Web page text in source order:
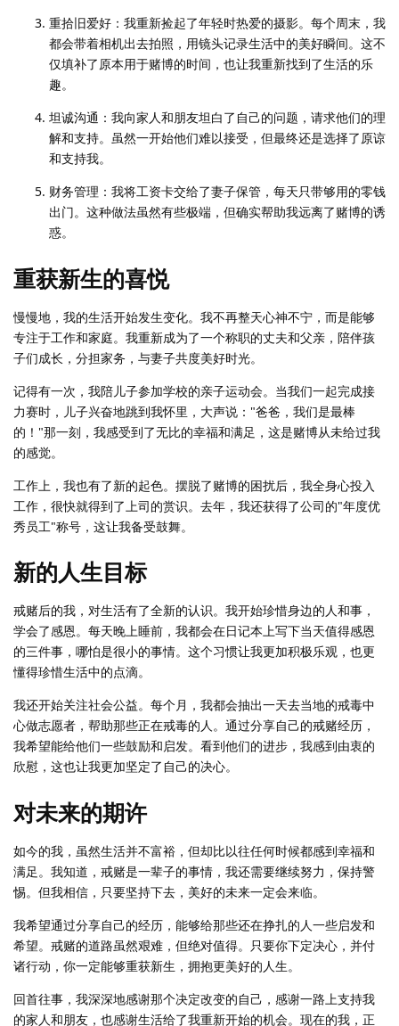
重拾旧爱好：我重新捡起了年轻时热爱的摄影。每个周末，我
都会带着相机出去拍照，用镜头记录生活中的美好瞬间。这不
仅填补了原本用于赌博的时间，也让我重新找到了生活的乐
趣。
坦诚沟通：我向家人和朋友坦白了自己的问题，请求他们的理
解和支持。虽然一开始他们难以接受，但最终还是选择了原谅
和支持我。
财务管理：我将工资卡交给了妻子保管，每天只带够用的零钱
出门。这种做法虽然有些极端，但确实帮助我远离了赌博的诱
惑。
重获新生的喜悦
慢慢地，我的生活开始发生变化。我不再整天心神不宁，而是能够
专注于工作和家庭。我重新成为了一个称职的丈夫和父亲，陪伴孩
子们成长，分担家务，与妻子共度美好时光。
记得有一次，我陪儿子参加学校的亲子运动会。当我们一起完成接
力赛时，儿子兴奋地跳到我怀里，大声说："爸爸，我们是最棒
的！"那一刻，我感受到了无比的幸福和满足，这是赌博从未给过我
的感觉。
工作上，我也有了新的起色。摆脱了赌博的困扰后，我全身心投入
工作，很快就得到了上司的赏识。去年，我还获得了公司的"年度优
秀员工"称号，这让我备受鼓舞。
新的人生目标
戒赌后的我，对生活有了全新的认识。我开始珍惜身边的人和事，
学会了感恩。每天晚上睡前，我都会在日记本上写下当天值得感恩
的三件事，哪怕是很小的事情。这个习惯让我更加积极乐观，也更
懂得珍惜生活中的点滴。
我还开始关注社会公益。每个月，我都会抽出一天去当地的戒毒中
心做志愿者，帮助那些正在戒毒的人。通过分享自己的戒赌经历，
我希望能给他们一些鼓励和启发。看到他们的进步，我感到由衷的
欣慰，这也让我更加坚定了自己的决心。
对未来的期许
如今的我，虽然生活并不富裕，但却比以往任何时候都感到幸福和
满足。我知道，戒赌是一辈子的事情，我还需要继续努力，保持警
惕。但我相信，只要坚持下去，美好的未来一定会来临。
我希望通过分享自己的经历，能够给那些还在挣扎的人一些启发和
希望。戒赌的道路虽然艰难，但绝对值得。只要你下定决心，并付
诸行动，你一定能够重获新生，拥抱更美好的人生。
回首往事，我深深地感谢那个决定改变的自己，感谢一路上支持我
的家人和朋友，也感谢生活给了我重新开始的机会。现在的我，正